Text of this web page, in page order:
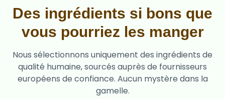
Des ingrédients si bons que
vous pourriez les manger
Nous sélectionnons uniquement des ingrédients de
qualité humaine, sourcés auprès de fournisseurs
européens de confiance. Aucun mystère dans la
gamelle.